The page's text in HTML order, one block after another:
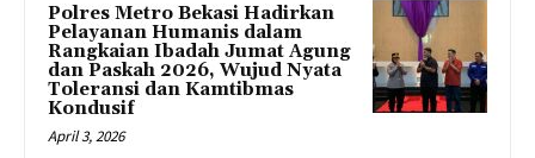
Polres Metro Bekasi Hadirkan
Pelayanan Humanis dalam
Rangkaian Ibadah Jumat Agung
dan Paskah 2026, Wujud Nyata
Toleransi dan Kamtibmas
Kondusif
April 3, 2026